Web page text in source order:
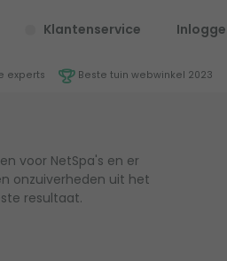
Klantenservice
experts Beste tuin webwinkel 2023
voor NetSpa's en er
onzuiverheden uit het
resultaat.